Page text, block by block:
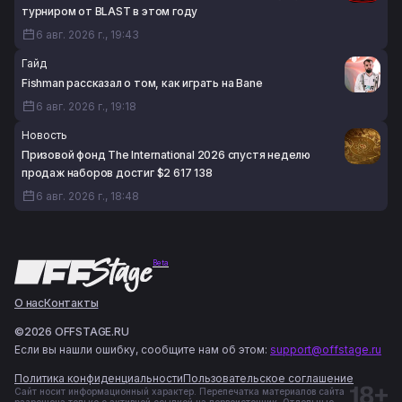
турниром от BLAST в этом году
6 авг. 2026 г., 19:43
Гайд
Fishman рассказал о том, как играть на Bane
6 авг. 2026 г., 19:18
Новость
Призовой фонд The International 2026 спустя неделю
продаж наборов достиг $2 617 138
6 авг. 2026 г., 18:48
Beta
О насКонтакты
©2026 OFFSTAGE.RU
Если вы нашли ошибку, сообщите нам об этом: support@offstage.ru
Политика конфиденциальностиПользовательское соглашение
Сайт носит информационный характер. Перепечатка материалов сайта